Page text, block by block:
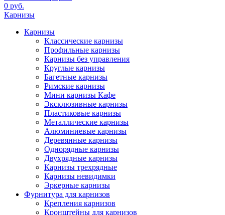
0 руб.
Карнизы
Карнизы
Классические карнизы
Профильные карнизы
Карнизы без управления
Круглые карнизы
Багетные карнизы
Римские карнизы
Мини карнизы Кафе
Эксклюзивные карнизы
Пластиковые карнизы
Металлические карнизы
Алюминиевые карнизы
Деревянные карнизы
Однорядные карнизы
Двухрядные карнизы
Карнизы трехрядные
Карнизы невидимки
Эркерные карнизы
Фурнитура для карнизов
Крепления карнизов
Кронштейны для карнизов